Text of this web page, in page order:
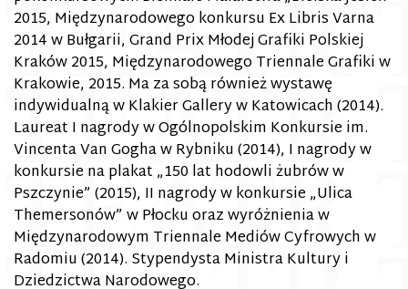
2015, Międzynarodowego konkursu Ex Libris Varna
2014 w Bułgarii, Grand Prix Młodej Grafiki Polskiej
Kraków 2015, Międzynarodowego Triennale Grafiki w
Krakowie, 2015. Ma za sobą również wystawę
indywidualną w Klakier Gallery w Katowicach (2014).
Laureat I nagrody w Ogólnopolskim Konkursie im.
Vincenta Van Gogha w Rybniku (2014), I nagrody w
konkursie na plakat „150 lat hodowli żubrów w
Pszczynie” (2015), II nagrody w konkursie „Ulica
Themersonów” w Płocku oraz wyróżnienia w
Międzynarodowym Triennale Mediów Cyfrowych w
Radomiu (2014). Stypendysta Ministra Kultury i
Dziedzictwa Narodowego.